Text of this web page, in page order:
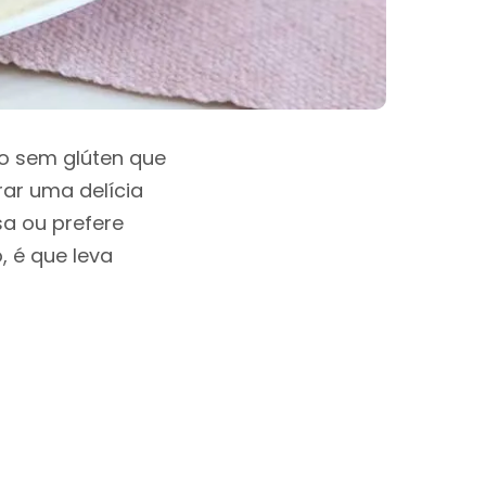
sem glúten que
uma delícia
ou prefere
é que leva